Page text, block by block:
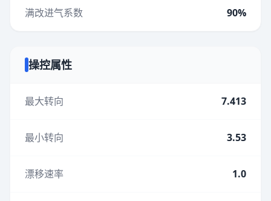
满改进气系数 90%
操控属性
最大转向 7.413
最小转向 3.53
漂移速率 1.0